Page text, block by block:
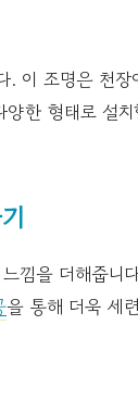
이 조명은 천
양한 형태로 설
낌을 더해줍니
을 통해 더욱 세